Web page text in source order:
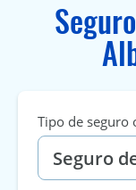
Tipo de seguro